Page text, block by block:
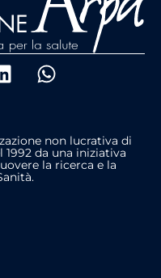
non lucrativa di
1992 da una iniziativa
la ricerca e la